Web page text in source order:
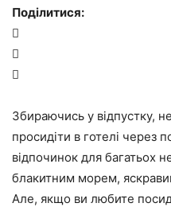
Поділитися:



Збираючись у відпустку, не
просидіти в готелі через
відпочинок для багатьох
блакитним морем,
Але, якщо ви любите